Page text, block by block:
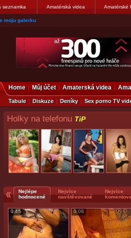
seznamka Amatérská videa Amatérské
servis Praha Bulharská 10, tel:775674237
Home Můj účet Amaterská videa
Tabule Diskuze Deníky Sex porno TV
Holky na telefonu TiP
Nejlépe
hodnocené
Nejvíce
navštěvované
Nejvíce
0:45 0:08